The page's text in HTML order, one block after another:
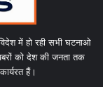
में हो रही सभी घटनाओ
को देश की जनता तक
हैं।